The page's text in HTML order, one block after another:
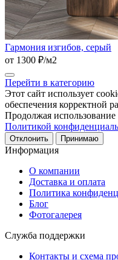
Гармония изгибов, серый
от 1300 ₽/м2
Перейти в категорию
Этот сайт использует
обеспечения корректной
Продолжая использование
Политикой
Отклонить Принимаю
Информация
О компании
Доставка и оплата
Политика
Блог
Фотогалерея
Служба поддержки
Контакты и схема